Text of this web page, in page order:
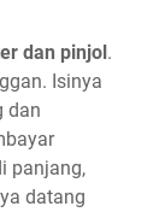
dan pinjol.
Isinya
dan
panjang,
datang